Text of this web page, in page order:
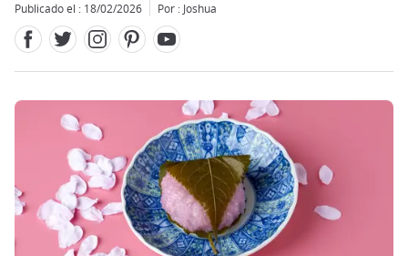
Publicado el : 18/02/2026 Por : Joshua